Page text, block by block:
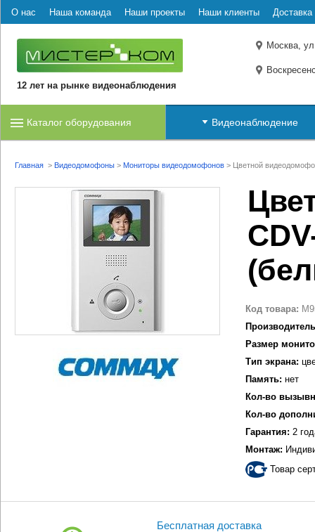
О нас Наша команда Наши проекты Наши клиенты Доставка
12 лет на рынке видеонаблюдения
Москва,
Каталог оборудования Видеонаблюдение
Главная > Видеодомофоны > Мониторы видеодомофонов > Цветной
Код товара:
Размер
Тип экрана:
Память: нет
Кол-во
Кол-во
Гарантия: 2
Монтаж:
Товар
Бесплатная доставка